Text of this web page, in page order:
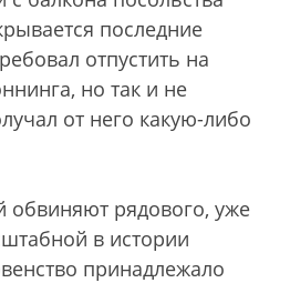
последние
отпустить на
но так и не
от него какую-либо
обвиняют рядового, уже
в истории
принадлежало